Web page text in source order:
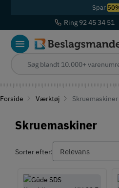
Spar
Ring 92 45 34 51
Forside Værktøj Skruemaskiner
Skruemaskiner
Sorter efter: